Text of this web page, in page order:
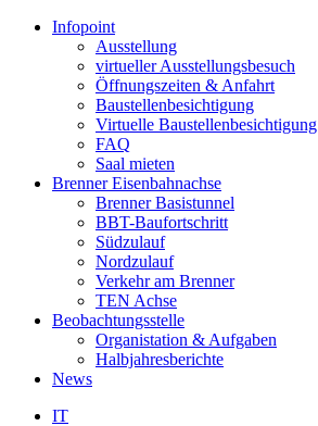
Infopoint
Ausstellung
virtueller Ausstellungsbesuch
Öffnungszeiten & Anfahrt
Baustellenbesichtigung
Virtuelle Baustellenbesichtigung
FAQ
Saal mieten
Brenner Eisenbahnachse
Brenner Basistunnel
BBT-Baufortschritt
Südzulauf
Nordzulauf
Verkehr am Brenner
TEN Achse
Beobachtungsstelle
Organistation & Aufgaben
Halbjahresberichte
News
IT